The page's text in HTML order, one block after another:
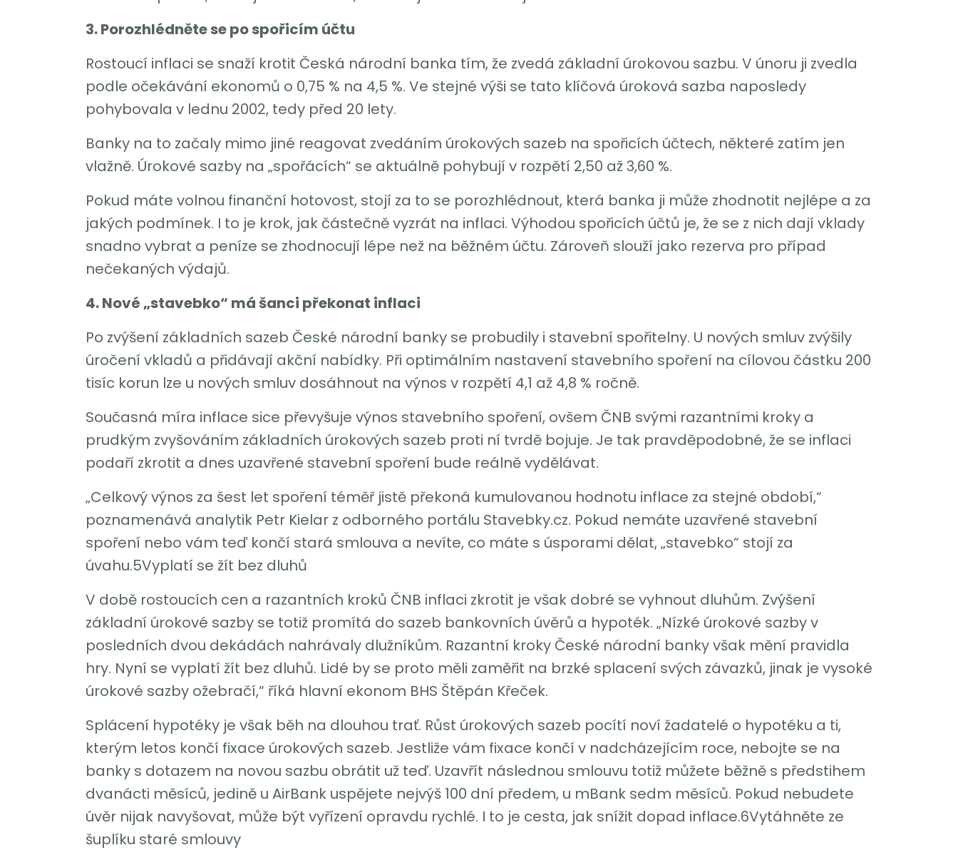
3. Porozhlédněte se po spořicím účtu
Rostoucí inflaci se snaží krotit Česká národní banka tím, že zvedá základní úrokovou sazbu. V únoru ji zvedla
podle očekávání ekonomů o 0,75 % na 4,5 %. Ve stejné výši se tato klíčová úroková sazba naposledy
pohybovala v lednu 2002, tedy před 20 lety.
Banky na to začaly mimo jiné reagovat zvedáním úrokových sazeb na spořicích účtech, některé zatím jen
vlažně. Úrokové sazby na „spořácích“ se aktuálně pohybují v rozpětí 2,50 až 3,60 %.
Pokud máte volnou finanční hotovost, stojí za to se porozhlédnout, která banka ji může zhodnotit nejlépe a za
jakých podmínek. I to je krok, jak částečně vyzrát na inflaci. Výhodou spořicích účtů je, že se z nich dají vklady
snadno vybrat a peníze se zhodnocují lépe než na běžném účtu. Zároveň slouží jako rezerva pro případ
nečekaných výdajů.
4. Nové „stavebko“ má šanci překonat inflaci
Po zvýšení základních sazeb České národní banky se probudily i stavební spořitelny. U nových smluv zvýšily
úročení vkladů a přidávají akční nabídky. Při optimálním nastavení stavebního spoření na cílovou částku 200
tisíc korun lze u nových smluv dosáhnout na výnos v rozpětí 4,1 až 4,8 % ročně.
Současná míra inflace sice převyšuje výnos stavebního spoření, ovšem ČNB svými razantními kroky a
prudkým zvyšováním základních úrokových sazeb proti ní tvrdě bojuje. Je tak pravděpodobné, že se inflaci
podaří zkrotit a dnes uzavřené stavební spoření bude reálně vydělávat.
„Celkový výnos za šest let spoření téměř jistě překoná kumulovanou hodnotu inflace za stejné období,“
poznamenává analytik Petr Kielar z odborného portálu Stavebky.cz. Pokud nemáte uzavřené stavební
spoření nebo vám teď končí stará smlouva a nevíte, co máte s úsporami dělat, „stavebko“ stojí za
úvahu.5Vyplatí se žít bez dluhů
V době rostoucích cen a razantních kroků ČNB inflaci zkrotit je však dobré se vyhnout dluhům. Zvýšení
základní úrokové sazby se totiž promítá do sazeb bankovních úvěrů a hypoték. „Nízké úrokové sazby v
posledních dvou dekádách nahrávaly dlužníkům. Razantní kroky České národní banky však mění pravidla
hry. Nyní se vyplatí žít bez dluhů. Lidé by se proto měli zaměřit na brzké splacení svých závazků, jinak je vysoké
úrokové sazby ožebračí,“ říká hlavní ekonom BHS Štěpán Křeček.
Splácení hypotéky je však běh na dlouhou trať. Růst úrokových sazeb pocítí noví žadatelé o hypotéku a ti,
kterým letos končí fixace úrokových sazeb. Jestliže vám fixace končí v nadcházejícím roce, nebojte se na
banky s dotazem na novou sazbu obrátit už teď. Uzavřít následnou smlouvu totiž můžete běžně s předstihem
dvanácti měsíců, jedině u AirBank uspějete nejvýš 100 dní předem, u mBank sedm měsíců. Pokud nebudete
úvěr nijak navyšovat, může být vyřízení opravdu rychlé. I to je cesta, jak snížit dopad inflace.6Vytáhněte ze
šuplíku staré smlouvy